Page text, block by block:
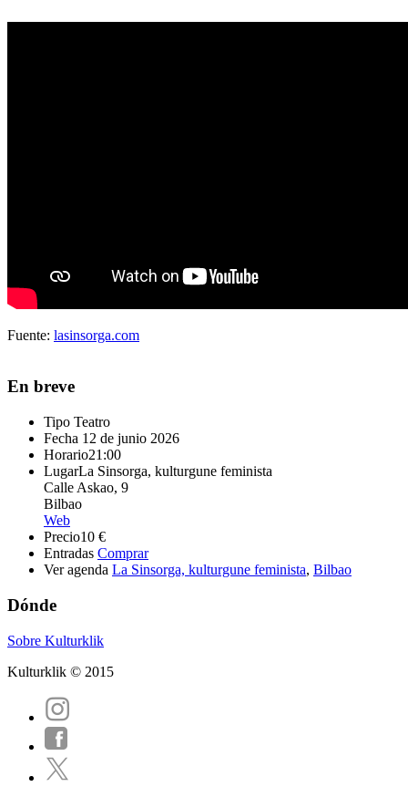
Fuente: lasinsorga.com
En breve
Tipo Teatro
Fecha 12 de junio 2026
Horario21:00
LugarLa Sinsorga, kulturgune feminista
Calle Askao, 9
Bilbao
Web
Precio10 €
Entradas Comprar
Ver agenda La Sinsorga, kulturgune feminista, Bilbao
Dónde
Sobre Kulturklik
Kulturklik © 2015